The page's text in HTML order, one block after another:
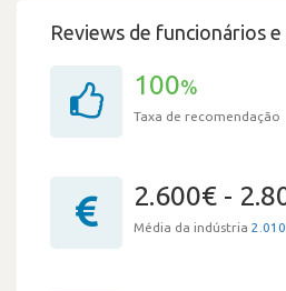
Reviews de funcionários
100%
Taxa de recomendação
2.600€ -
Média da indústria